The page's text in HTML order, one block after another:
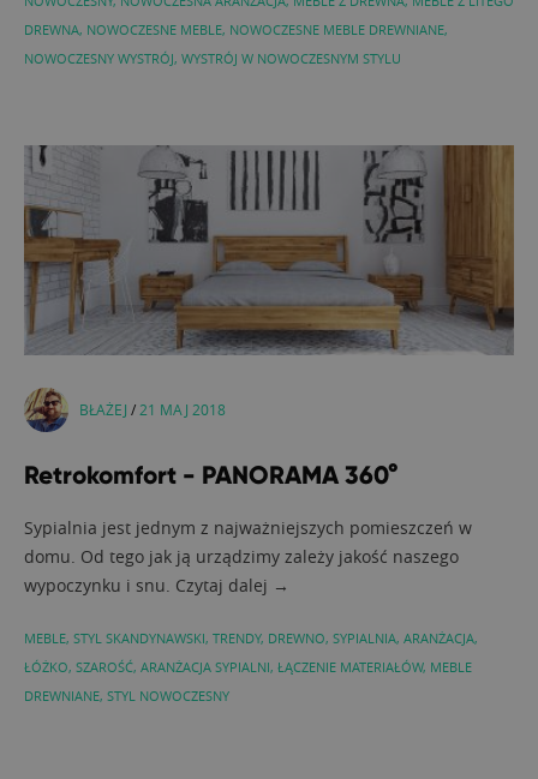
DREWNA, NOWOCZESNE MEBLE, NOWOCZESNE MEBLE DREWNIANE,
NOWOCZESNY WYSTRÓJ, WYSTRÓJ W NOWOCZESNYM STYLU
BŁAŻEJ / 21 MAJ 2018
Retrokomfort - PANORAMA 360°
Sypialnia jest jednym z najważniejszych pomieszczeń w
domu. Od tego jak ją urządzimy zależy jakość naszego
wypoczynku i snu. Czytaj dalej →
MEBLE, STYL SKANDYNAWSKI, TRENDY, DREWNO, SYPIALNIA, ARANŻACJA,
ŁÓŻKO, SZAROŚĆ, ARANŻACJA SYPIALNI, ŁĄCZENIE MATERIAŁÓW, MEBLE
DREWNIANE, STYL NOWOCZESNY